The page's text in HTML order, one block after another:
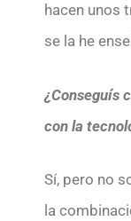
hacen unos
se la he
¿Conseguís
con la
Sí, pero no
la